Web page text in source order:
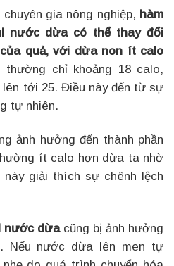
gia nông nghiệp, hàm
nước dừa có thể thay đổi
quả, với dừa non ít calo
thường chỉ khoảng 18 calo,
tới 25. Điều này đến từ sự
tự nhiên.
ảnh hưởng đến thành phần
ít calo hơn dừa ta nhờ
giải thích sự chênh lệch
nước dừacũng bị ảnh hưởng
Nếu nước dừa lên men tự